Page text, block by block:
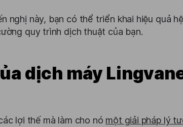
nghị này, bạn có thể triển khai hiệu quả
quy trình dịch thuật của bạn.
dịch máy
lợi thế mà làm cho nó một giải pháp lý